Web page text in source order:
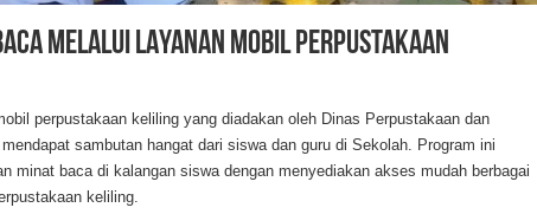
MELALUI LAYANAN MOBIL PERPUSTAKAAN
perpustakaan keliling yang diadakan oleh Dinas Perpustakaan dan
sambutan hangat dari siswa dan guru di Sekolah. Program ini
minat baca di kalangan siswa dengan menyediakan akses mudah berbagai
keliling.